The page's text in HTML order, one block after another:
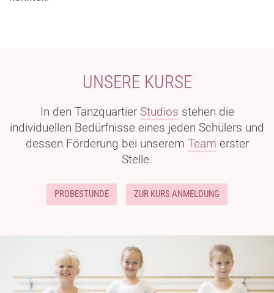
UNSERE KURSE
In den Tanzquartier Studios stehen die
individuellen Bedürfnisse eines jeden Schülers und
dessen Förderung bei unserem Team erster
Stelle.
PROBESTUNDE ZUR KURS ANMELDUNG